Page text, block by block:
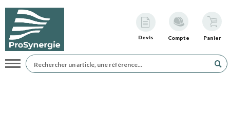
Devis Compte Panier
Navigation